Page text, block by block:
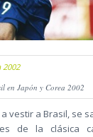
en Japón y Corea 2002
vestir a Brasil, se
de la clásica